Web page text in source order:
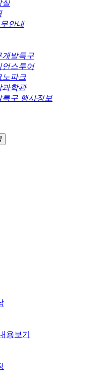
실
안내
개발특구
언스투어
노파크
과학관
특구 행사정보
용보기